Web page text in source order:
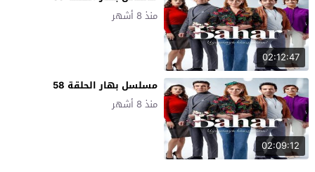
02:12:47
منذ 8 أشهر
02:09:12
مسلسل بهار الحلقة 58
منذ 8 أشهر